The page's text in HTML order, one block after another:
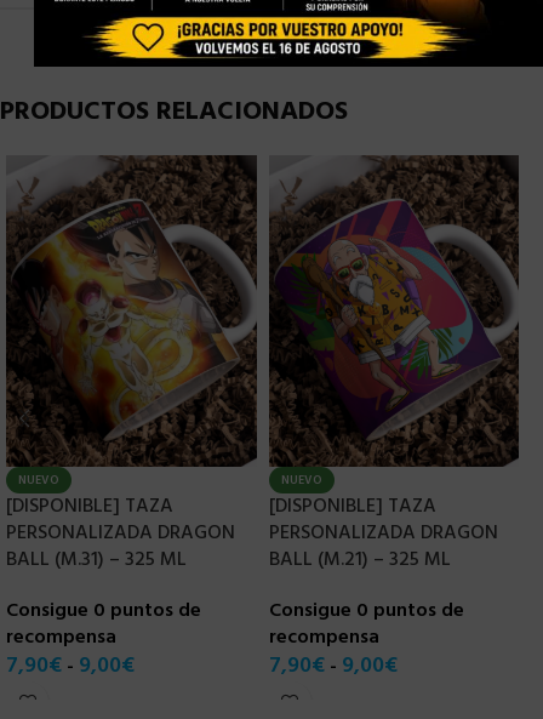
PRODUCTOS RELACIONADOS
NUEVO
[DISPONIBLE] TAZA
PERSONALIZADA DRAGON
BALL (M.31) – 325 ML
Consigue 0 puntos de
recompensa
7,90€- 9,00€
NUEVO
[DISPONIBLE] TAZA
PERSONALIZADA DRAGON
BALL (M.21) – 325 ML
Consigue 0 puntos de
recompensa
7,90€ - 9,00€